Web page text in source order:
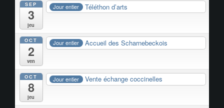
SEP
3
jeu
Jour entier Téléthon d’arts
OCT
2
ven
Jour entier Accueil des Scharnebeckois
OCT
8
jeu
Jour entier Vente échange coccinelles